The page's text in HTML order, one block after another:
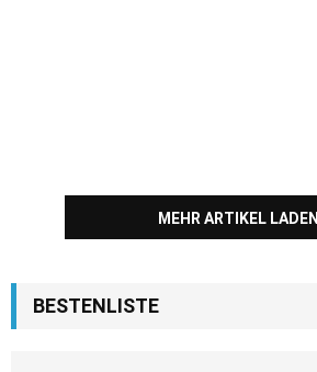
MEHR ARTIKEL LADEN
BESTENLISTE